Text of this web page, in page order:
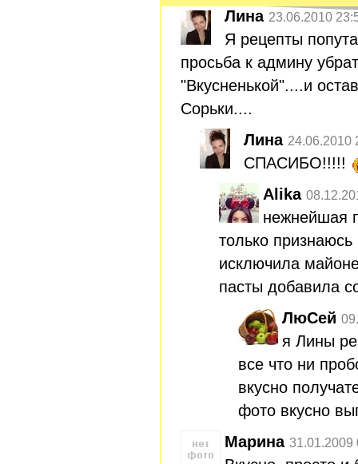
Лина 23.06.2010
Я рецепты
просьба к админу
"Вкусненькой"....и
Сорьки....
Лина 24.06.2010
СПАСИБО!!!!!
Alika
нежнейшая
только признаюсь
исключила
пасты добавила
ЛюСей
я Лины
все что ни
вкусно
фото вкусно
Марина 31.01.2009